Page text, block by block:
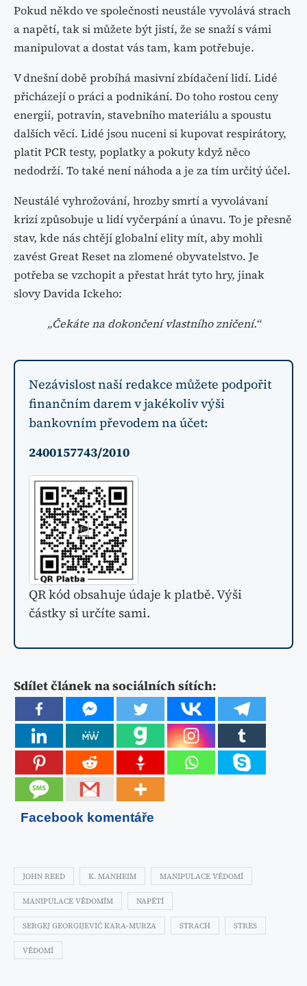
Pokud někdo ve společnosti neustále vyvolává strach
a napětí, tak si můžete být jistí, že se snaží s vámi
manipulovat a dostat vás tam, kam potřebuje.
V dnešní době probíhá masivní zbídačení lidí. Lidé
přicházejí o práci a podnikání. Do toho rostou ceny
energií, potravin, stavebního materiálu a spoustu
dalších věcí. Lidé jsou nuceni si kupovat respirátory,
platit PCR testy, poplatky a pokuty když něco
nedodrží. To také není náhoda a je za tím určitý účel.
Neustálé vyhrožování, hrozby smrtí a vyvolávaní
krizí způsobuje u lidí vyčerpání a únavu. To je přesně
stav, kde nás chtějí globalní elity mít, aby mohli
zavést Great Reset na zlomené obyvatelstvo. Je
potřeba se vzchopit a přestat hrát tyto hry, jinak
slovy Davida Ickeho:
„Čekáte na dokončení vlastního zničení.“
Nezávislost naší redakce můžete podpořit
finančním darem v jakékoliv výši
bankovním převodem na účet:
2400157743/2010
QR kód obsahuje údaje k platbě. Výši
částky si určíte sami.
Sdílet článek na sociálních sítích:
Facebook komentáře
JOHN REED K. MANHEIM MANIPULACE VĚDOMÍ
MANIPULACE VĚDOMÍM NAPĚTÍ
SERGEJ GEORGIJEVIČ KARA-MURZA STRACH STRES
VĚDOMÍ